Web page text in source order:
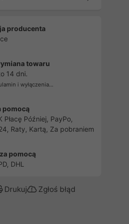
producenta
towaru
14 dni.
i wyłączenia...
pomocą
Płacę Później, PayPo,
Raty, Kartą, Za pobraniem
pomocą
DHL
Drukuj Zgłoś błąd